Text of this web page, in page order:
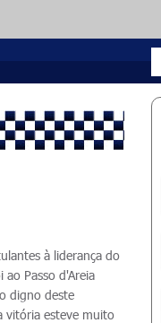
à liderança do
ao Passo d'Areia
digno deste
vitória esteve muito